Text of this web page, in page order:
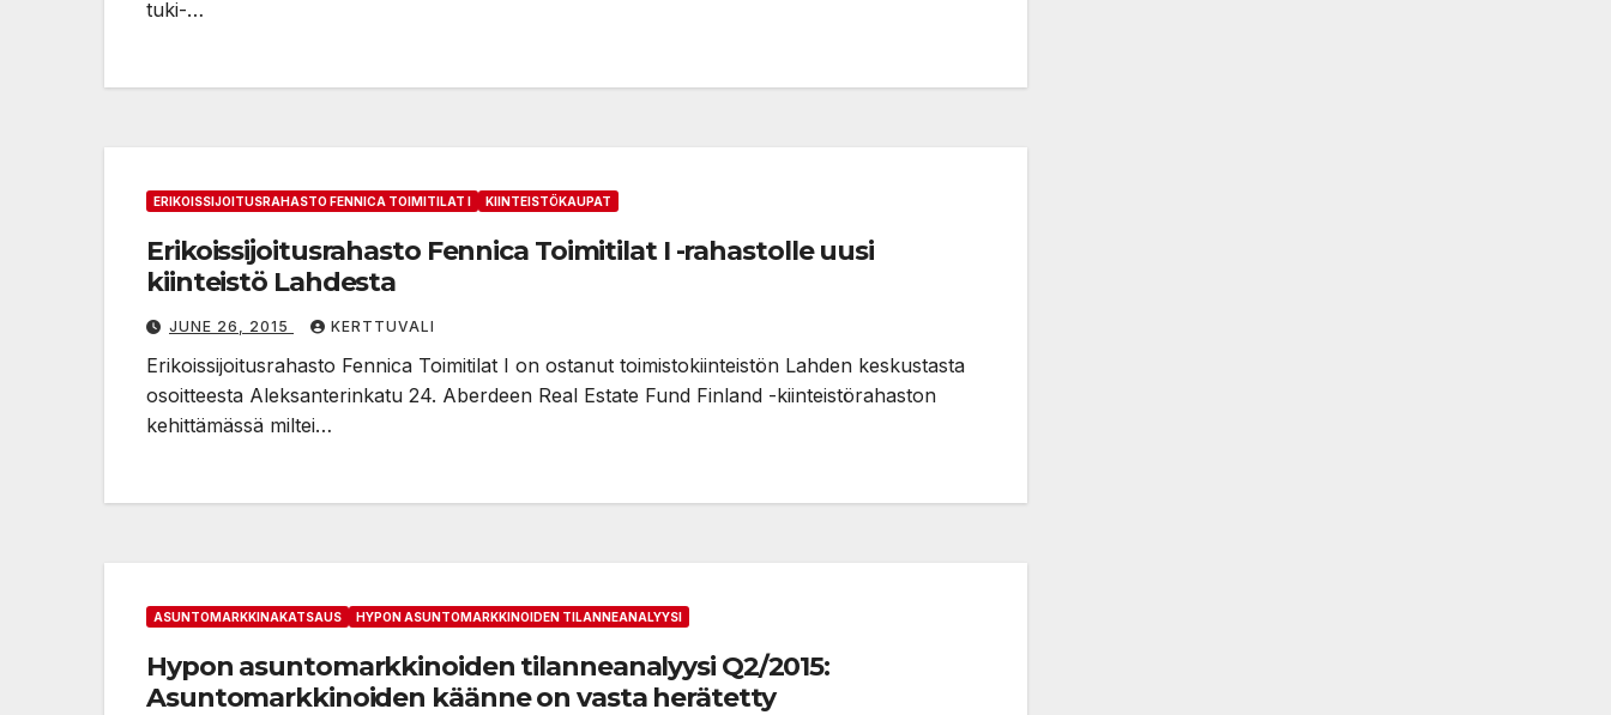
tuki-…
ERIKOISSIJOITUSRAHASTO FENNICA TOIMITILAT I KIINTEISTÖKAUPAT
Erikoissijoitusrahasto Fennica Toimitilat I -rahastolle uusi
kiinteistö Lahdesta
JUNE 26, 2015 KERTTUVALI
Erikoissijoitusrahasto Fennica Toimitilat I on ostanut toimistokiinteistön Lahden keskustasta
osoitteesta Aleksanterinkatu 24. Aberdeen Real Estate Fund Finland -kiinteistörahaston
kehittämässä miltei…
ASUNTOMARKKINAKATSAUS HYPON ASUNTOMARKKINOIDEN TILANNEANALYYSI
Hypon asuntomarkkinoiden tilanneanalyysi Q2/2015:
Asuntomarkkinoiden käänne on vasta herätetty